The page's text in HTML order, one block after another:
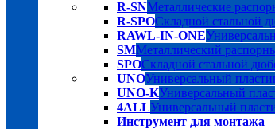
R-SNМеталлические
R-SPOСкладной стальной
RAWL-IN-ONE
SMМеталлический
SPOСкладной стальной
UNOУниверсальный
UNO-KУниверсальный
4ALLУниверсальный
Инструмент для монтажа